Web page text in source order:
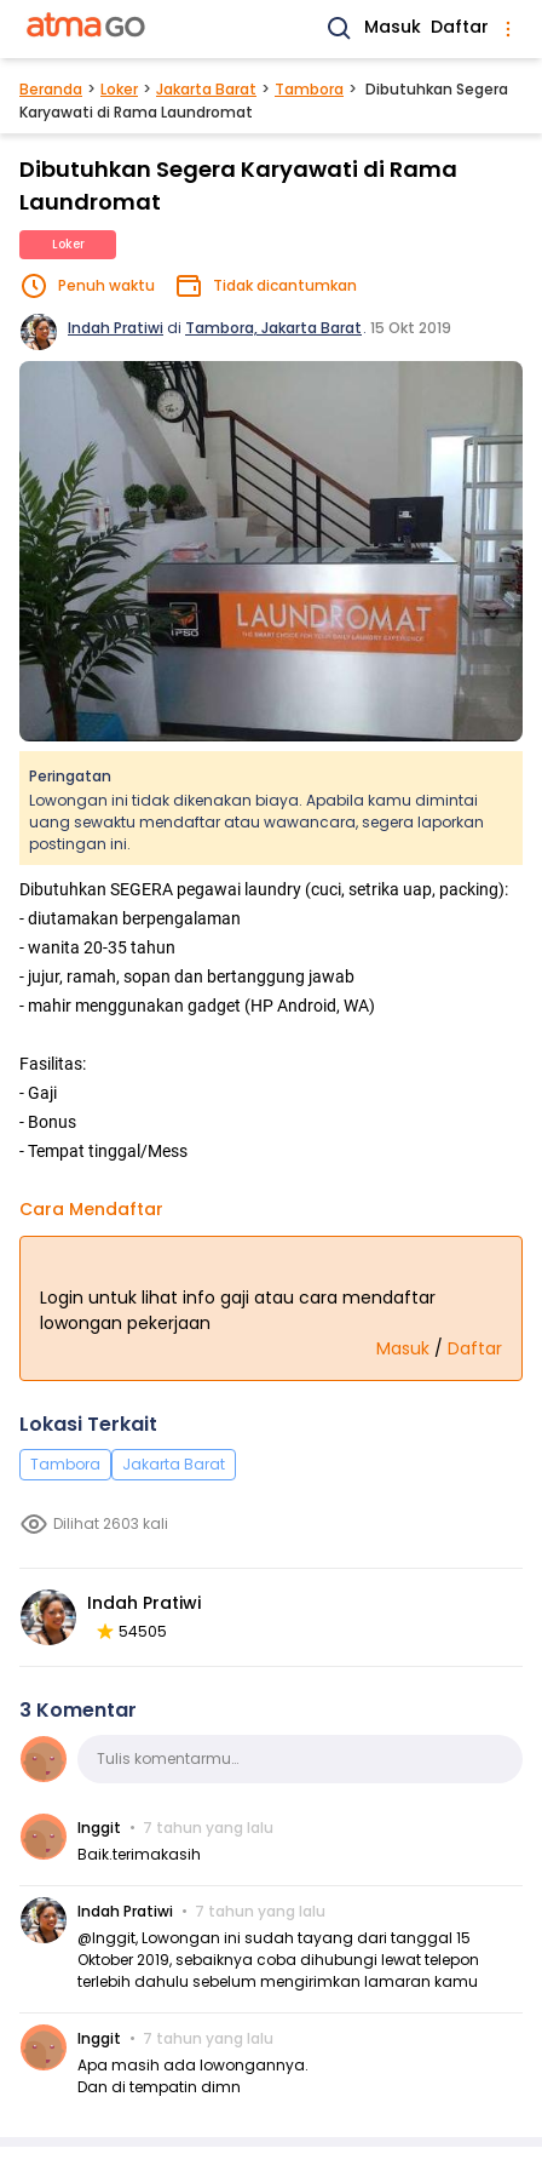
Masuk Daftar
Beranda Loker Jakarta Barat Tambora
Dibutuhkan Segera
Karyawati di Rama Laundromat
Dibutuhkan Segera Karyawati di Rama
Laundromat
Loker
Penuh waktu Tidak dicantumkan
Indah Pratiwidi Tambora, Jakarta Barat. 15 Okt 2019
Peringatan
Lowongan ini tidak dikenakan biaya. Apabila kamu dimintai
uang sewaktu mendaftar atau wawancara, segera laporkan
postingan ini.
Dibutuhkan SEGERA pegawai laundry (cuci, setrika uap, packing):
- diutamakan berpengalaman
- wanita 20-35 tahun
- jujur, ramah, sopan dan bertanggung jawab
- mahir menggunakan gadget (HP Android, WA)
Fasilitas:
- Gaji
- Bonus
- Tempat tinggal/Mess
Cara Mendaftar
Login untuk lihat info gaji atau cara mendaftar
lowongan pekerjaan
Masuk / Daftar
Lokasi Terkait
Tambora Jakarta Barat
Dilihat 2603 kali
Indah Pratiwi
54505
3 Komentar
KomentarTulis komentarmu…
Inggit
7 tahun yang lalu
Baik.terimakasih
Indah Pratiwi
7 tahun yang lalu
@Inggit, Lowongan ini sudah tayang dari tanggal 15
Oktober 2019, sebaiknya coba dihubungi lewat telepon
terlebih dahulu sebelum mengirimkan lamaran kamu
Inggit
7 tahun yang lalu
Apa masih ada lowongannya.
Dan di tempatin dimn